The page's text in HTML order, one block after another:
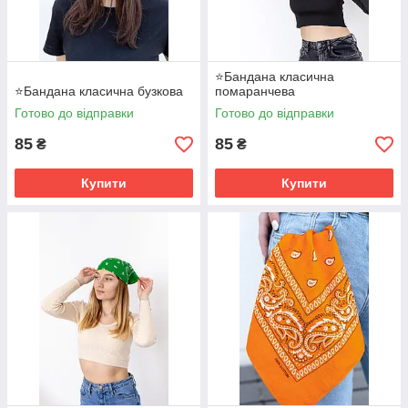
Бандану часто носять у вигляді головної пов'язки,
прибираючи волосся з лиця, фіксуючи зачіску у вітряну
погоду, створюючи яскравий оригінальний акцент. Головні
використовують вовняні, махрові, хутряні матеріали. У моді
однотонні і кольорові пов'язки, з цікавими принтами або
витонченим декором у вигляді квітів, намистинок, вишивки і т.
п. Обираючи бандану, ви отримуєте багатофункціональний
аксесуар, який може замінити собою :
головний убір - косинку, панаму, легку шапку;
шарф, який захистить шию від вітру;
балаклаву - для захисту обличчя від холодного
повітря, пилу, спекотливого сонця;
⭐Бандана класична бузкова
Готово до відправки
85 ₴
Купити
⭐Бандана класична
помаранчева
Готово до відправки
85 ₴
Купити